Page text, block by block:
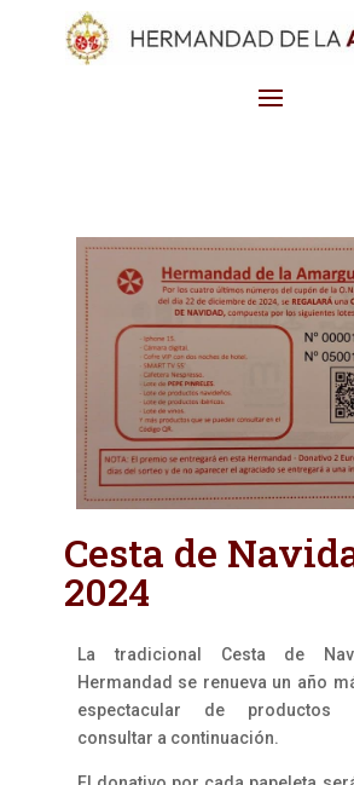
Cesta de
2024
La tradicional Cesta de
Hermandad se renueva un año
espectacular de productos
consultar a continuación.